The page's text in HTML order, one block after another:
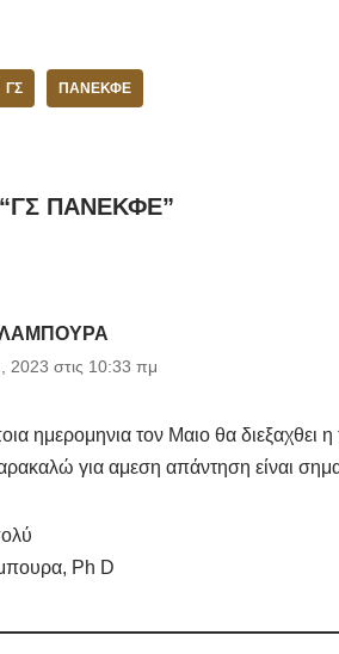
ΓΣ ΠΑΝΕΚΦΕ
“ΓΣ ΠΑΝΕΚΦΕ”
2023 στις 10:33 πμ
ημερομηνια τον Μαιο θα διεξαχθει
για αμεση απάντηση είναι
Ph D